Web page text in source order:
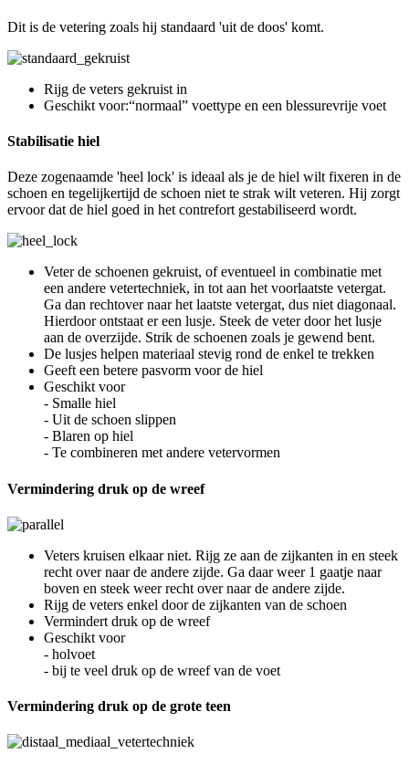
Dit is de vetering zoals hij standaard 'uit de doos' komt.
Rijg de veters gekruist in
Geschikt voor:“normaal” voettype en een blessurevrije voet
Stabilisatie hiel
Deze zogenaamde 'heel lock' is ideaal als je de hiel wilt fixeren in de
schoen en tegelijkertijd de schoen niet te strak wilt veteren. Hij zorgt
ervoor dat de hiel goed in het contrefort gestabiliseerd wordt.
Veter de schoenen gekruist, of eventueel in combinatie met
een andere vetertechniek, in tot aan het voorlaatste vetergat.
Ga dan rechtover naar het laatste vetergat, dus niet diagonaal.
Hierdoor ontstaat er een lusje. Steek de veter door het lusje
aan de overzijde. Strik de schoenen zoals je gewend bent.
De lusjes helpen materiaal stevig rond de enkel te trekken
Geeft een betere pasvorm voor de hiel
Geschikt voor
- Smalle hiel
- Uit de schoen slippen
- Blaren op hiel
- Te combineren met andere vetervormen
Vermindering druk op de wreef
Veters kruisen elkaar niet. Rijg ze aan de zijkanten in en steek
recht over naar de andere zijde. Ga daar weer 1 gaatje naar
boven en steek weer recht over naar de andere zijde.
Rijg de veters enkel door de zijkanten van de schoen
Vermindert druk op de wreef
Geschikt voor
- holvoet
- bij te veel druk op de wreef van de voet
Vermindering druk op de grote teen